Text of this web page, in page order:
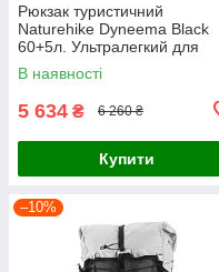
Рюкзак туристичний
Naturehike Dyneema Black
60+5л. Ультралегкий для
трекінгу, з каркасом +
рейнкавер
В наявності
5 634 ₴ 6 260 ₴
Купити
–10%